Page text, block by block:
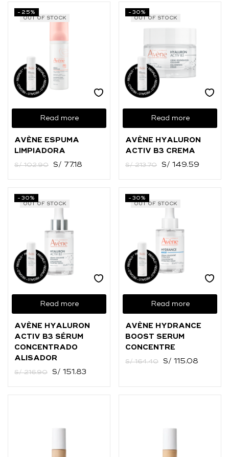
OUT OF STOCK
Read more
-25%
AVÈNE ESPUMA
LIMPIADORA
S/102.90 S/ 77.18
OUT OF STOCK
Read more
-30%
AVÈNE HYALURON
ACTIV B3 CREMA
S/213.70 S/ 149.59
OUT OF STOCK
Read more
-30%
AVÈNE HYALURON
ACTIV B3 SÉRUM
CONCENTRADO
ALISADOR
S/216.90 S/ 151.83
OUT OF STOCK
Read more
-30%
AVÈNE HYDRANCE
BOOST SERUM
CONCENTRE
S/164.40 S/ 115.08